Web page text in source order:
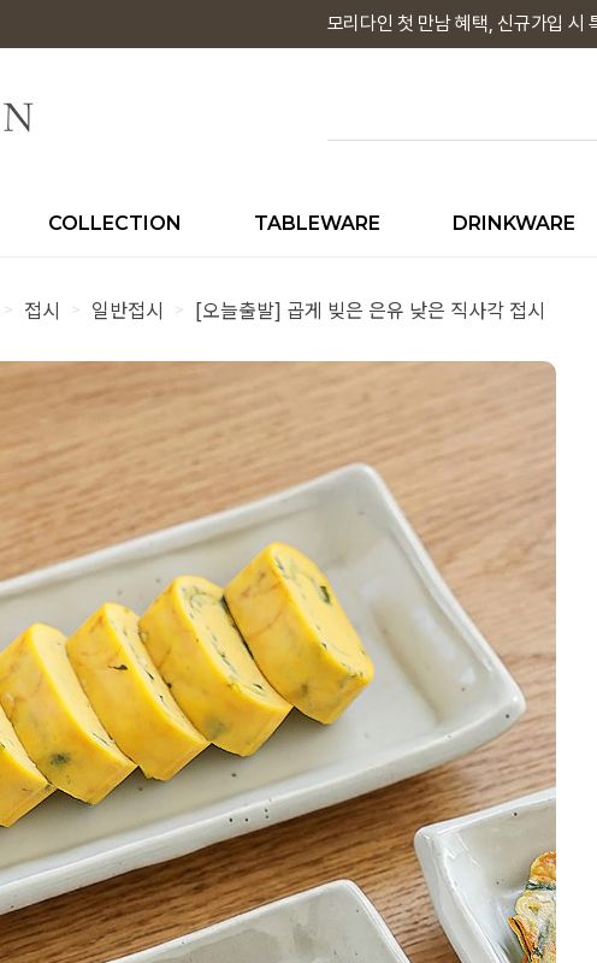
모리다인 첫 만남 혜택, 신규가입 시
COLLECTION TABLEWARE DRINKWARE
> 접시 > 일반접시 > [오늘출발] 곱게 빚은 은유 낮은 직사각 접시